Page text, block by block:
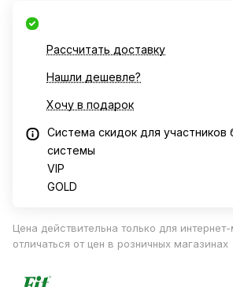
Рассчитать доставку
Нашли дешевле?
Хочу в подарок
Система скидок для участников
системы
VIP
GOLD
Цена действительна только для
отличаться от цен в розничных магазинах